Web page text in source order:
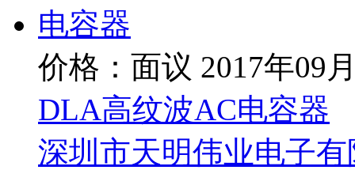
价格：面议 2017年09
DLA高纹波AC电容器
深圳市天明伟业电子